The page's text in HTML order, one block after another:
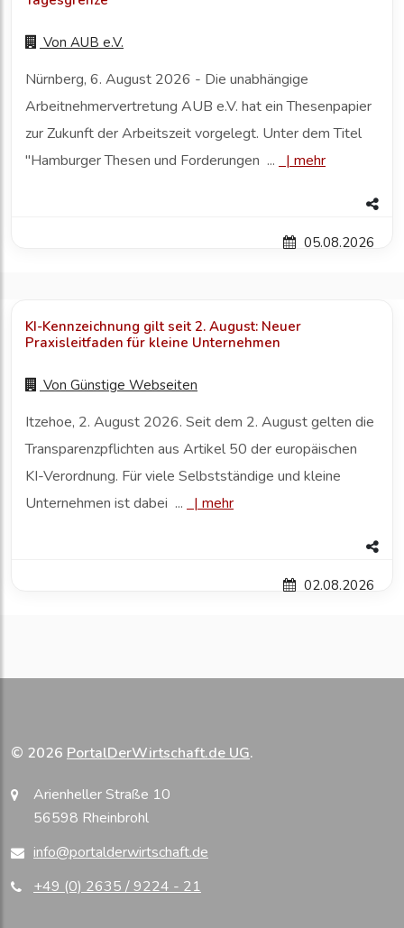
Von AUB e.V.
Nürnberg, 6. August 2026 - Die unabhängige
Arbeitnehmervertretung AUB e.V. hat ein Thesenpapier
zur Zukunft der Arbeitszeit vorgelegt. Unter dem Titel
"Hamburger Thesen und Forderungen ...
| mehr
05.08.2026
KI-Kennzeichnung gilt seit 2. August: Neuer
Praxisleitfaden für kleine Unternehmen
Von Günstige Webseiten
Itzehoe, 2. August 2026. Seit dem 2. August gelten die
Transparenzpflichten aus Artikel 50 der europäischen
KI-Verordnung. Für viele Selbstständige und kleine
Unternehmen ist dabei ...
| mehr
02.08.2026
© 2026 PortalDerWirtschaft.de UG.
Arienheller Straße 10
56598 Rheinbrohl
info@portalderwirtschaft.de
+49 (0) 2635 / 9224 - 21